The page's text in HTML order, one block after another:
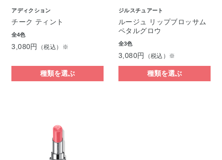
アディクション
チーク ティント
全4色
3,080円 （税込）※
種類を選ぶ
ジルスチュアート
ルージュ リップブロッサム
ペタルグロウ
全3色
3,080円 （税込）※
種類を選ぶ